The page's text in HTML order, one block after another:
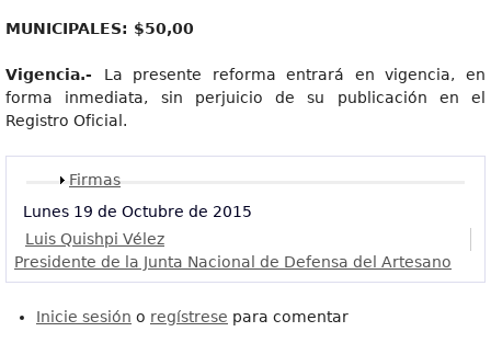
MUNICIPALES: $50,00
Vigencia.- La presente reforma entrará en vigencia, en
forma inmediata, sin perjuicio de su publicación en el
Registro Oficial.
Mostrar
Firmas
Lunes 19 de Octubre de 2015
Luis Quishpi Vélez
Presidente de la Junta Nacional de Defensa del Artesano
Inicie sesión o regístrese para comentar